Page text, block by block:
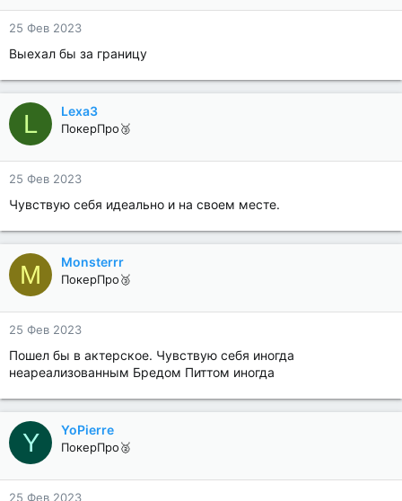
25 Фев 2023
Выехал бы за границу
L Lexa3
ПокерПро🥉
25 Фев 2023
Чувствую себя идеально и на своем месте.
M Monsterrr
ПокерПро🥉
25 Фев 2023
Пошел бы в актерское. Чувствую себя иногда
неареализованным Бредом Питтом иногда
Y YoPierre
ПокерПро🥈
25 Фев 2023